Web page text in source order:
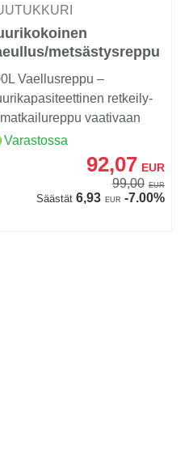
metsästysreppu
Vaellusreppu –
retkeily-
vaativaan
Varastossa
92,07 EUR
99,00 EUR
Säästät 6,93 EUR -7.00%